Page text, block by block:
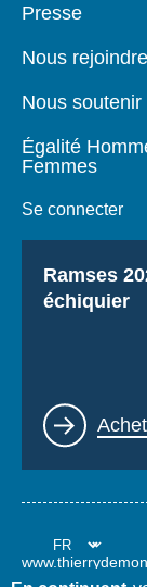
Pied
Presse
Nous rejoindre
Nous soutenir
Égalité
Femmes
Se connecter
Titre
Ramses
échiquier
Lien